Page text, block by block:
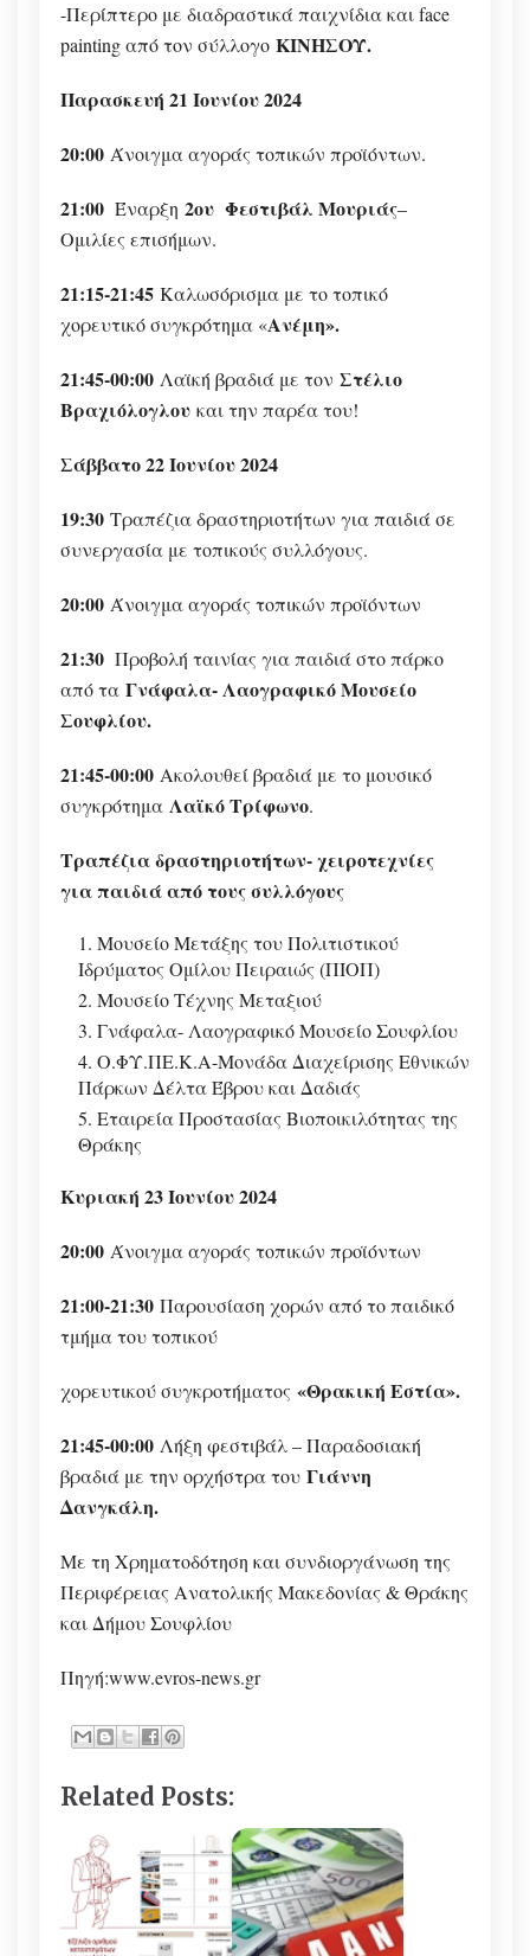
-Περίπτερο με διαδραστικά παιχνίδια και face
painting από τον σύλλογο ΚΙΝΗΣΟΥ.
Παρασκευή 21 Ιουνίου 2024
20:00 Άνοιγμα αγοράς τοπικών προϊόντων.
21:00 Έναρξη 2ου Φεστιβάλ Μουριάς–
Ομιλίες επισήμων.
21:15-21:45 Καλωσόρισμα με το τοπικό
χορευτικό συγκρότημα «Ανέμη».
21:45-00:00 Λαϊκή βραδιά με τον Στέλιο
Βραχιόλογλου και την παρέα του!
Σάββατο 22 Ιουνίου 2024
19:30 Τραπέζια δραστηριοτήτων για παιδιά σε
συνεργασία με τοπικούς συλλόγους.
20:00 Άνοιγμα αγοράς τοπικών προϊόντων
21:30 Προβολή ταινίας για παιδιά στο πάρκο
από τα Γνάφαλα- Λαογραφικό Μουσείο
Σουφλίου.
21:45-00:00 Ακολουθεί βραδιά με το μουσικό
συγκρότημα Λαϊκό Τρίφωνο.
Τραπέζια δραστηριοτήτων- χειροτεχνίες
για παιδιά από τους συλλόγους
Μουσείο Μετάξης του Πολιτιστικού
Ιδρύματος Ομίλου Πειραιώς (ΠΙΟΠ)
Μουσείο Τέχνης Μεταξιού
Γνάφαλα- Λαογραφικό Μουσείο Σουφλίου
Ο.ΦΥ.ΠΕ.Κ.Α-Μονάδα Διαχείρισης Εθνικών
Πάρκων Δέλτα Έβρου και Δαδιάς
Εταιρεία Προστασίας Βιοποικιλότητας της
Θράκης
Κυριακή 23 Ιουνίου 2024
20:00 Άνοιγμα αγοράς τοπικών προϊόντων
21:00-21:30 Παρουσίαση χορών από το παιδικό
τμήμα του τοπικού
χορευτικού συγκροτήματος «Θρακική Εστία».
21:45-00:00 Λήξη φεστιβάλ – Παραδοσιακή
βραδιά με την ορχήστρα του Γιάννη
Δανγκάλη.
Με τη Χρηματοδότηση και συνδιοργάνωση της
Περιφέρειας Ανατολικής Μακεδονίας & Θράκης
και Δήμου Σουφλίου
Πηγή:www.evros-news.gr
Related Posts: